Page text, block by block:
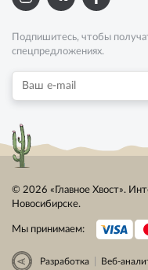
Подпишитесь, чтобы
спецпредложениях.
© 2026 «Главное Хвост».
Новосибирске.
Мы принимаем:
Разработка Веб-